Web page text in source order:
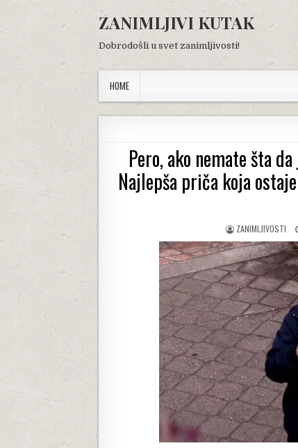
content
ZANIMLJIVI KUTAK
Dobrodošli u svet zanimljivosti!
HOME
Pero, ako nemate šta
Najlepša priča koja
AUTHOR:
ZANIMLJIVOSTI